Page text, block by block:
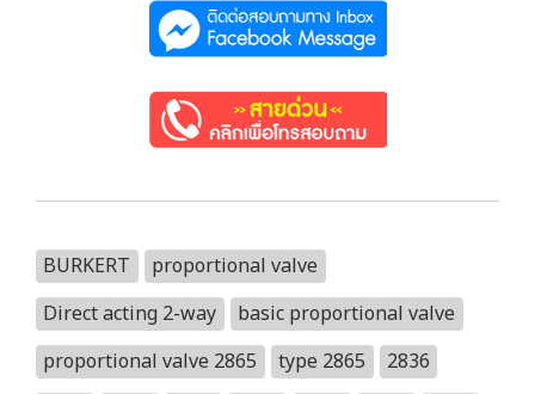
BURKERT
proportional valve
Direct acting 2-way
basic proportional valve
proportional valve 2865
type 2865
2836